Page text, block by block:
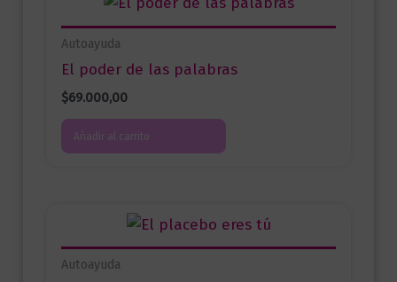
Autoayuda
El poder de las palabras
$69.000,00
Añadir al carrito
Autoayuda